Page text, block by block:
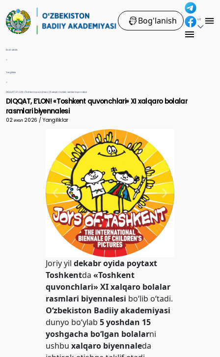
Bog'lanish UZ
Bosh sahifa
>
Yangiliklar
>
DIQQAT, EʼLON! «Toshkent quvonchlari» XI xalqaro bolalar rasmlari biyennalesi
DIQQAT, EʼLON! «Toshkent quvonchlari» XI xalqaro bolalar
rasmlari biyennalesi
02 июл 2026 / Yangiliklar
Joriy yildekabr oyida poytaxt
Toshkentda«Toshkent
quvonchlari» XI xalqaro bolalar
rasmlari biyennalesi bo‘lib o‘tadi.
O‘zbekiston Badiiy akademiyasi
dunyo bo‘ylab5 yoshdan 15
yoshgacha bo‘lgan bolalarni
ushbuxalqaro biyennaleda